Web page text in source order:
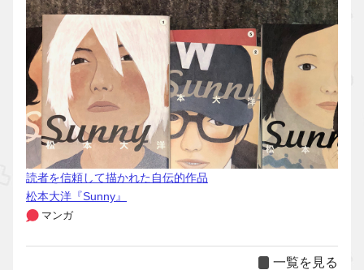
読者を信頼して描かれた自伝的作品
松本大洋『Sunny』
マンガ
一覧を見る